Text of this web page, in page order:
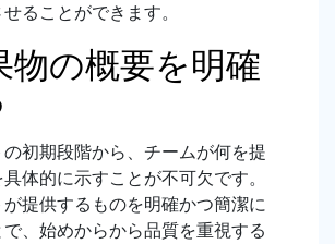
ることができます。
物の概要を明確
初期段階から、チームが何を提
体的に示すことが不可欠です。
提供するものを明確かつ簡潔に
、始めからから品質を重視する